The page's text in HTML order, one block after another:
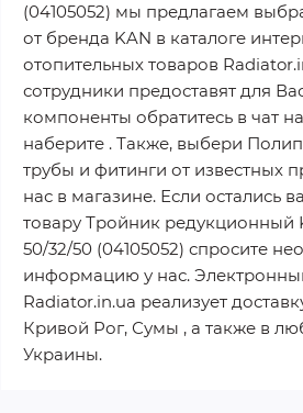
(04105052) мы предлагаем
от бренда KAN в каталоге
отопительных товаров
сотрудники предоставят для
компоненты обратитесь в чат
наберите . Также, выбери
трубы и фитинги от известных
нас в магазине. Если остались
товару Тройник редукционный
50/32/50 (04105052) спросите
информацию у нас.
Radiator.in.ua реализует
Кривой Рог, Сумы , а также в
Украины.